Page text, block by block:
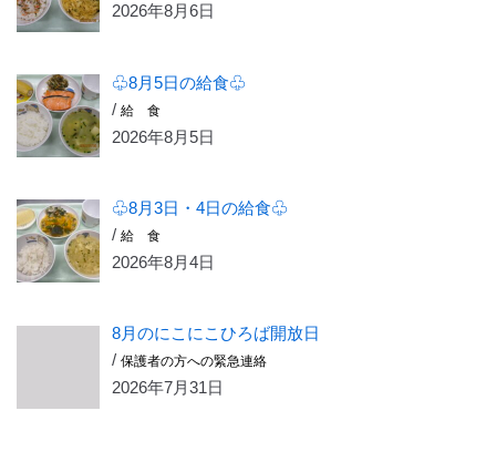
2026年8月6日
♧8月5日の給食♧
/給 食
2026年8月5日
♧8月3日・4日の給食♧
/給 食
2026年8月4日
8月のにこにこひろば開放日
/保護者の方への緊急連絡
2026年7月31日